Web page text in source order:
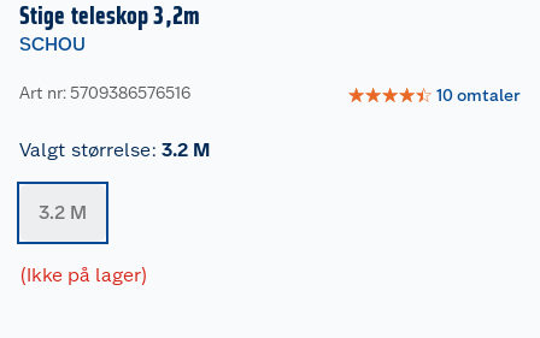
Stige teleskop 3,2m
SCHOU
Art nr: 5709386576516 ☆☆☆☆☆ 10omtaler
Valgt størrelse: 3.2 M
3.2 M
(Ikke på lager)